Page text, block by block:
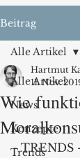
Beitrag
Alle Artikel
News
Konzepte
Trends
Alle Artikel
Wie
Hartmut
11. Nov.
- TRENDS